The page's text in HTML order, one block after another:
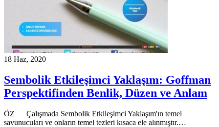
18 Haz, 2020
Sembolik Etkileşimci Yaklaşım: Goffman
Perspektifinden Benlik, Düzen ve Anlam
ÖZ Çalışmada Sembolik Etkileşimci Yaklaşım'ın temel
savunucuları ve onların temel tezleri kısaca ele alınmıştır.…